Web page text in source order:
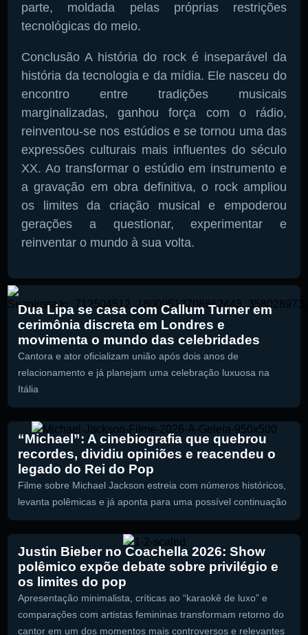
parte, moldada pelas próprias restrições
tecnológicas do meio.
Conclusão A história do rock é inseparável da
história da tecnologia e da mídia. Ele nasceu do
encontro entre tradições musicais
marginalizadas, ganhou força com o rádio,
reinventou-se nos estúdios e se tornou uma das
expressões culturais mais influentes do século
XX. Ao transformar o estúdio em instrumento e
a gravação em obra definitiva, o rock ampliou
os limites da criação musical e empoderou
gerações a questionar, experimentar e
reinventar o mundo à sua volta.
Dua Lipa se casa com Callum Turner em
cerimônia discreta em Londres e
movimenta o mundo das celebridades
Cantora e ator oficializam união após dois anos de
relacionamento e já planejam uma celebração luxuosa na
Itália
“Michael”: A cinebiografia que quebrou
recordes, dividiu opiniões e reacendeu o
legado do Rei do Pop
Filme sobre Michael Jackson estreia com números históricos,
levanta polêmicas e já aponta para uma possível continuação
Justin Bieber no Coachella 2026: Show
polêmico expõe debate sobre privilégio e
os limites do pop
Apresentação minimalista, críticas ao “karaokê de luxo” e
comparações com artistas femininas transformam retorno do
cantor em um dos momentos mais controversos e relevantes